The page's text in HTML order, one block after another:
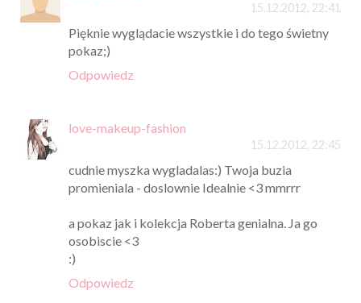
15.12.2012, 22:41
Pięknie wyglądacie wszystkie i do tego świetny
pokaz;)
Odpowiedz
love-makeup-fashion
15.12.2012, 22:45
cudnie myszka wygladalas:) Twoja buzia
promieniala - doslownie Idealnie <3 mmrrr
a pokaz jak i kolekcja Roberta genialna. Ja go
osobiscie <3
:)
Odpowiedz